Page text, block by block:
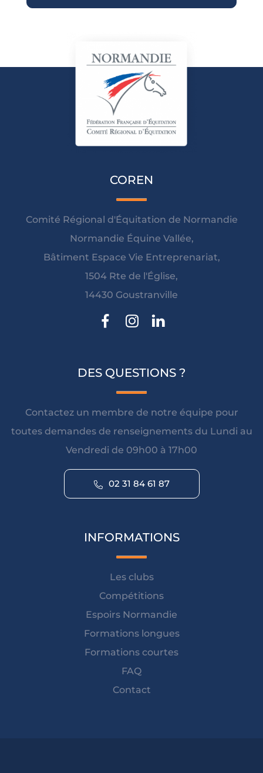
COREN
Comité Régional d'Équitation de Normandie
Normandie Équine Vallée,
Bâtiment Espace Vie Entreprenariat,
1504 Rte de l'Église,
14430 Goustranville
DES QUESTIONS ?
Contactez un membre de notre équipe pour
toutes demandes de renseignements du Lundi au
Vendredi de 09h00 à 17h00
02 31 84 61 87
INFORMATIONS
Les clubs
Compétitions
Espoirs Normandie
Formations longues
Formations courtes
FAQ
Contact